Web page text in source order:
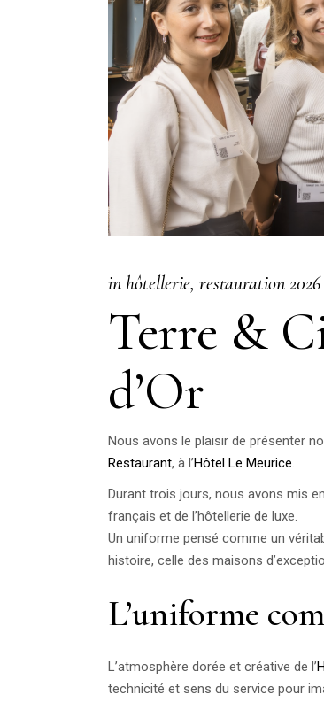
inhôtellerie restauration2026
Terre &
d’Or
Nous avons le plaisir de présenter
Restaurant, à l’Hôtel Le Meurice
Durant trois jours, nous avons mis
français et de l’hôtellerie de luxe.
Un uniforme pensé comme un
histoire, celle des maisons
L’uniforme
L’atmosphère dorée et créative de l’
technicité et sens du service pour